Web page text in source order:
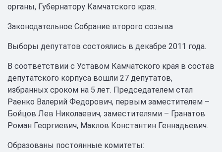
органы, Губернатору Камчатского края.
Законодательное Собрание второго созыва
Выборы депутатов состоялись в декабре 2011 года.
В соответствии с Уставом Камчатского края в состав
депутатского корпуса вошли 27 депутатов,
избранных сроком на 5 лет. Председателем стал
Раенко Валерий Федорович, первым заместителем –
Бойцов Лев Николаевич, заместителями – Гранатов
Роман Георгиевич, Маклов Константин Геннадьевич.
Образованы постоянные комитеты: